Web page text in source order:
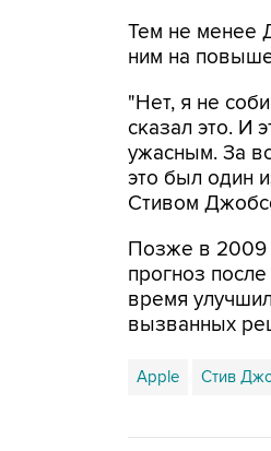
Тем не менее
ним на
"Нет, я не
сказал это. И
ужасным. За
это был один
Стивом
Позже в 2009
прогноз
время
вызванных
Apple Стив